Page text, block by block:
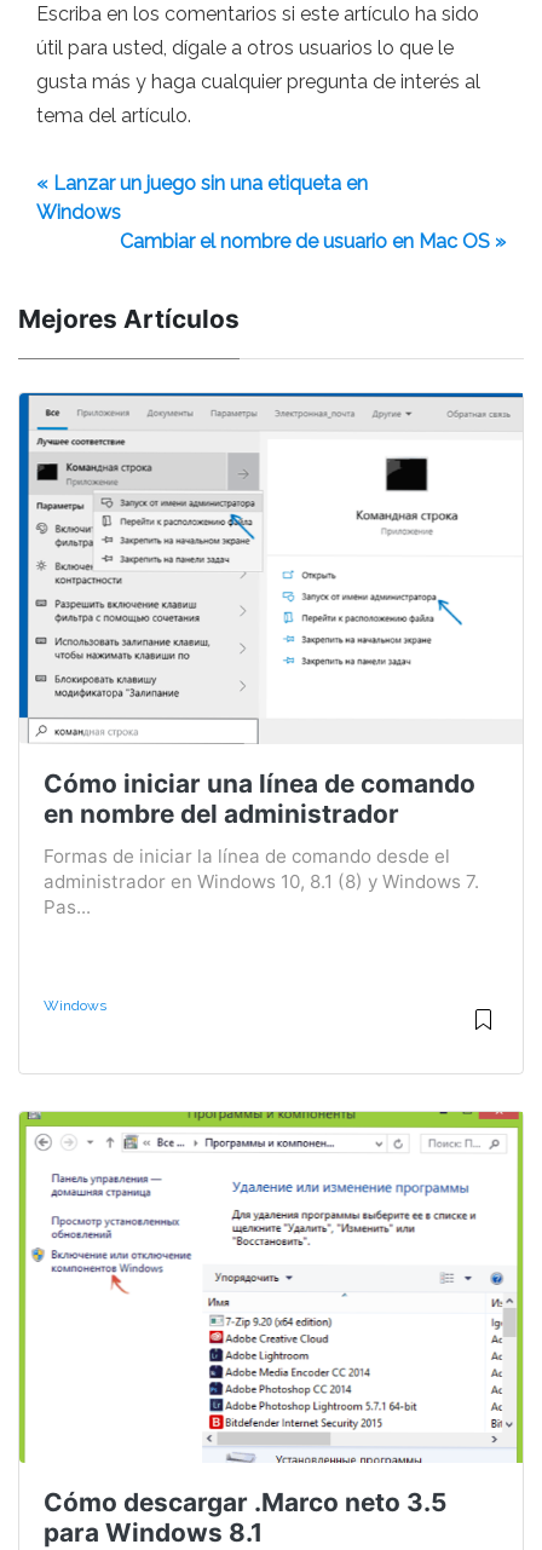
Escriba en los comentarios si este artículo ha sido
útil para usted, dígale a otros usuarios lo que le
gusta más y haga cualquier pregunta de interés al
tema del artículo.
« Lanzar un juego sin una etiqueta en
Windows
Cambiar el nombre de usuario en Mac OS »
Mejores Artículos
Cómo iniciar una línea de comando
en nombre del administrador
Formas de iniciar la línea de comando desde el
administrador en Windows 10, 8.1 (8) y Windows 7.
Pas...
Windows
Cómo descargar .Marco neto 3.5
para Windows 8.1